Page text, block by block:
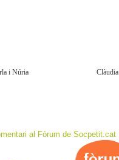
i Núria Clàudia
al Fòrum de Socpetit.cat